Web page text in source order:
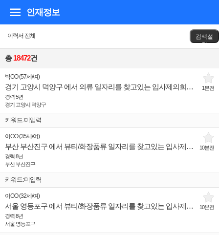
인재정보
이력서 전체
검색설
정
총18472건
1분전
박OO(57세 /여)
경기 고양시 덕양구 에서 의류 일자리를 찾고있는 입사제의희망 인재입니다.
경력 5년
경기 고양시 덕양구
키워드:미입력
10분전
이OO(35세 /여)
부산 부산진구 에서 뷰티/화장품류 일자리를 찾고있는 입사제의희망 인재입니다.
경력 8년
부산 부산진구
키워드:미입력
10분전
이OO(32세 /여)
서울 영등포구 에서 뷰티/화장품류 일자리를 찾고있는 입사제의희망 인재입니다.
경력 8년
서울 영등포구